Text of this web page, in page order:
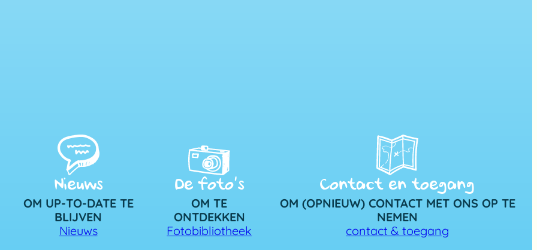
Nieuws
OM UP-TO-DATE TE
BLIJVEN
Nieuws
De foto’s
OM TE
ONTDEKKEN
Fotobibliotheek
Contact en toegang
OM (OPNIEUW) CONTACT MET ONS OP TE
NEMEN
contact & toegang